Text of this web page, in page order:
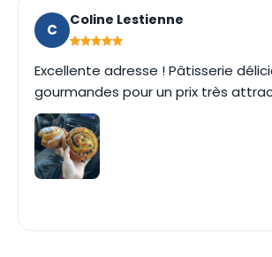
C
Coline Lestienne
Excellente adresse ! Pâtisserie
gourmandes pour un prix très